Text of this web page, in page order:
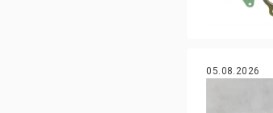
05.08.2026